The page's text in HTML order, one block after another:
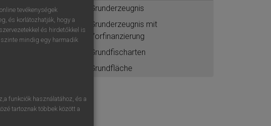
ésbelépek.
Grunderzeugnis
Grunderzeugnis mit
Vorfinanzierung
Grundfischarten
Grundfläche
tevékenységek
és korlátozhatják, hogy a
és hirdetőkkel is
szinte mindig egy harmadik
funkciók használatához, és a
tartoznak többek között a